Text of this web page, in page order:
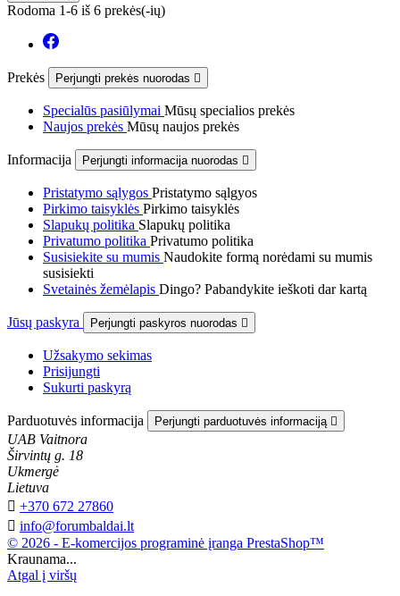
Rodoma 1-6 iš 6 prekės(-ių)
Prekės Perjungti prekės nuorodas 
Specialūs pasiūlymai Mūsų specialios prekės
Naujos prekės Mūsų naujos prekės
Informacija Perjungti informacija nuorodas 
Pristatymo sąlygos Pristatymo sąlgyos
Pirkimo taisyklės Pirkimo taisyklės
Slapukų politika Slapukų politika
Privatumo politika Privatumo politika
Susisiekite su mumis Naudokite formą norėdami su mumis
susisiekti
Svetainės žemėlapis Dingo? Pabandykite ieškoti dar kartą
Jūsų paskyra Perjungti paskyros nuorodas 
Užsakymo sekimas
Prisijungti
Sukurti paskyrą
Parduotuvės informacija Perjungti parduotuvės informaciją 
UAB Vaitnora
Širvintų g. 18
Ukmergė
Lietuva
 +370 672 27860
 info@forumbaldai.lt
© 2026 - E-komercijos programinė įranga PrestaShop™
Kraunama...
Atgal į viršų